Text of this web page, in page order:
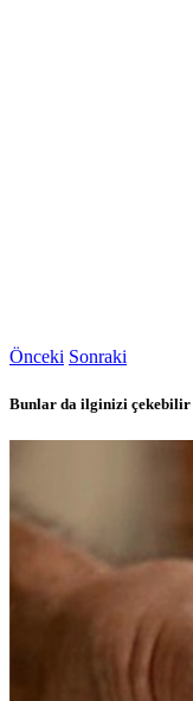
Önceki Sonraki
Bunlar da ilginizi çekebilir